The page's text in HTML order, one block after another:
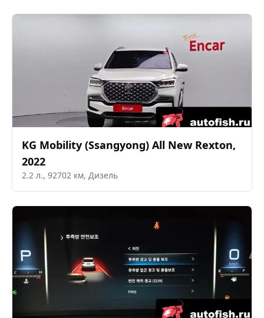
KG Mobility (Ssangyong) All New Rexton,
2022
2.2 л., 92702 км, Дизель